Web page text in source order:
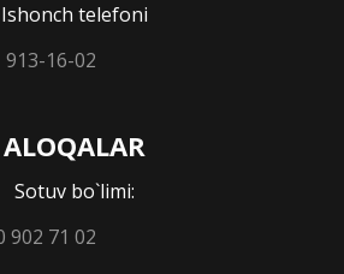
Ishonch telefoni
913-16-02
ALOQALAR
Sotuv bo`limi:
902 71 02